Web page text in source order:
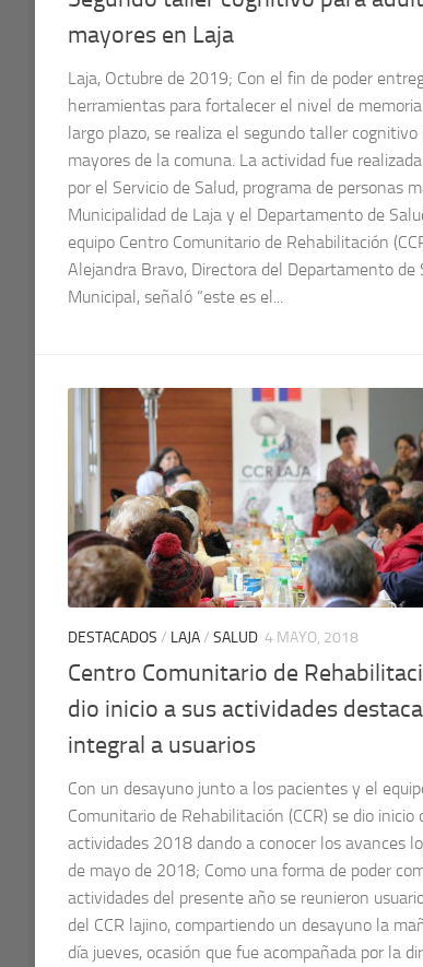
mayores en Laja
Laja, Octubre de 2019; Con el fin de poder
herramientas para fortalecer el nivel de
largo plazo, se realiza el segundo taller
mayores de la comuna. La actividad fue
por el Servicio de Salud, programa de personas
Municipalidad de Laja y el Departamento de
equipo Centro Comunitario de Rehabilitación
Alejandra Bravo, Directora del Departamento de
Municipal, señaló “este es el...
DESTACADOS / LAJA/ SALUD 4 MAYO, 2018
Centro Comunitario de
dio inicio a sus actividades
integral a usuarios
Con un desayuno junto a los pacientes y el
Comunitario de Rehabilitación (CCR) se dio inicio
actividades 2018 dando a conocer los avances
de mayo de 2018; Como una forma de poder
actividades del presente año se reunieron
del CCR lajino, compartiendo un desayuno la
día jueves, ocasión que fue acompañada por la